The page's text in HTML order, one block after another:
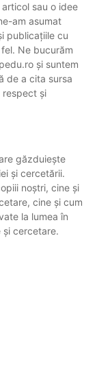
sau o idee
am asumat
publicațiile cu
Ne bucurăm
și suntem
de a cita sursa
respect și
găzduiește
și cercetării.
noștri, cine și
cine și cum
la lumea în
și cercetare.